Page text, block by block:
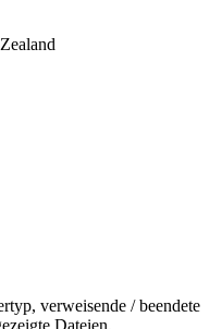
verweisende / beendete
Dateien,